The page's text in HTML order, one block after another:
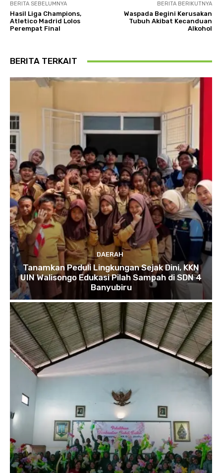
BERITA SEBELUMNYA
Hasil Liga Champions,
Atletico Madrid Lolos
Perempat Final
BERITA BERIKUTNYA
Waspada Begini Kerusakan
Tubuh Akibat Kecanduan
Alkohol
BERITA TERKAIT
DAERAH
Tanamkan Peduli Lingkungan Sejak Dini, KKN
UIN Walisongo Edukasi Pilah Sampah di SDN 4
Banyubiru